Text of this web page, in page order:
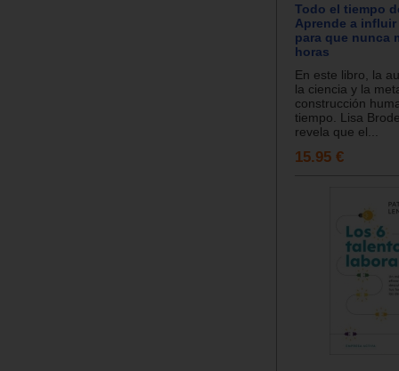
Todo el tiempo
Aprende a
para que nunca
horas
En este libro, la
la ciencia y la
construcción
tiempo. Lisa
revela que el...
15.95 €